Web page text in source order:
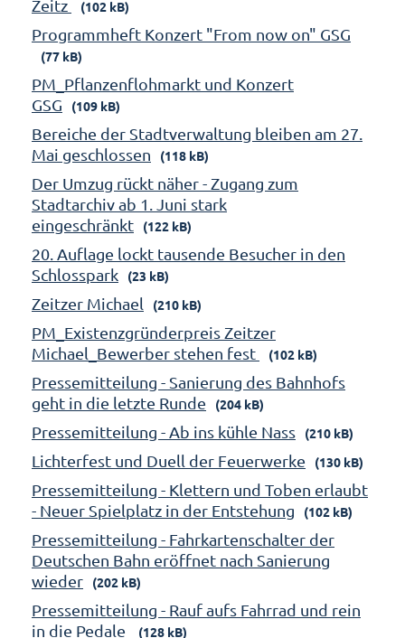
Zeitz
(102 kB)
Programmheft Konzert "From now on" GSG
(77 kB)
PM_Pflanzenflohmarkt und Konzert
GSG
(109 kB)
Bereiche der Stadtverwaltung bleiben am 27.
Mai geschlossen
(118 kB)
Der Umzug rückt näher - Zugang zum
Stadtarchiv ab 1. Juni stark
eingeschränkt
(122 kB)
20. Auflage lockt tausende Besucher in den
Schlosspark
(23 kB)
Zeitzer Michael (210 kB)
PM_Existenzgründerpreis Zeitzer
Michael_Bewerber stehen fest
(102 kB)
Pressemitteilung - Sanierung des Bahnhofs
geht in die letzte Runde
(204 kB)
Pressemitteilung - Ab ins kühle Nass (210 kB)
Lichterfest und Duell der Feuerwerke (130 kB)
Pressemitteilung - Klettern und Toben erlaubt
- Neuer Spielplatz in der Entstehung
(102 kB)
Pressemitteilung - Fahrkartenschalter der
Deutschen Bahn eröffnet nach Sanierung
wieder
(202 kB)
Pressemitteilung - Rauf aufs Fahrrad und rein
in die Pedale
(128 kB)